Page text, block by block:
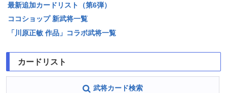
最新追加カードリスト（第6弾）
ココショップ 新武将一覧
「川原正敏 作品」コラボ武将一覧
カードリスト
武将カード検索